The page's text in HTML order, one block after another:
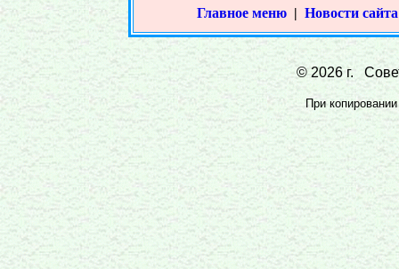
Главное меню | Новости сайта
© 2026 г.
При